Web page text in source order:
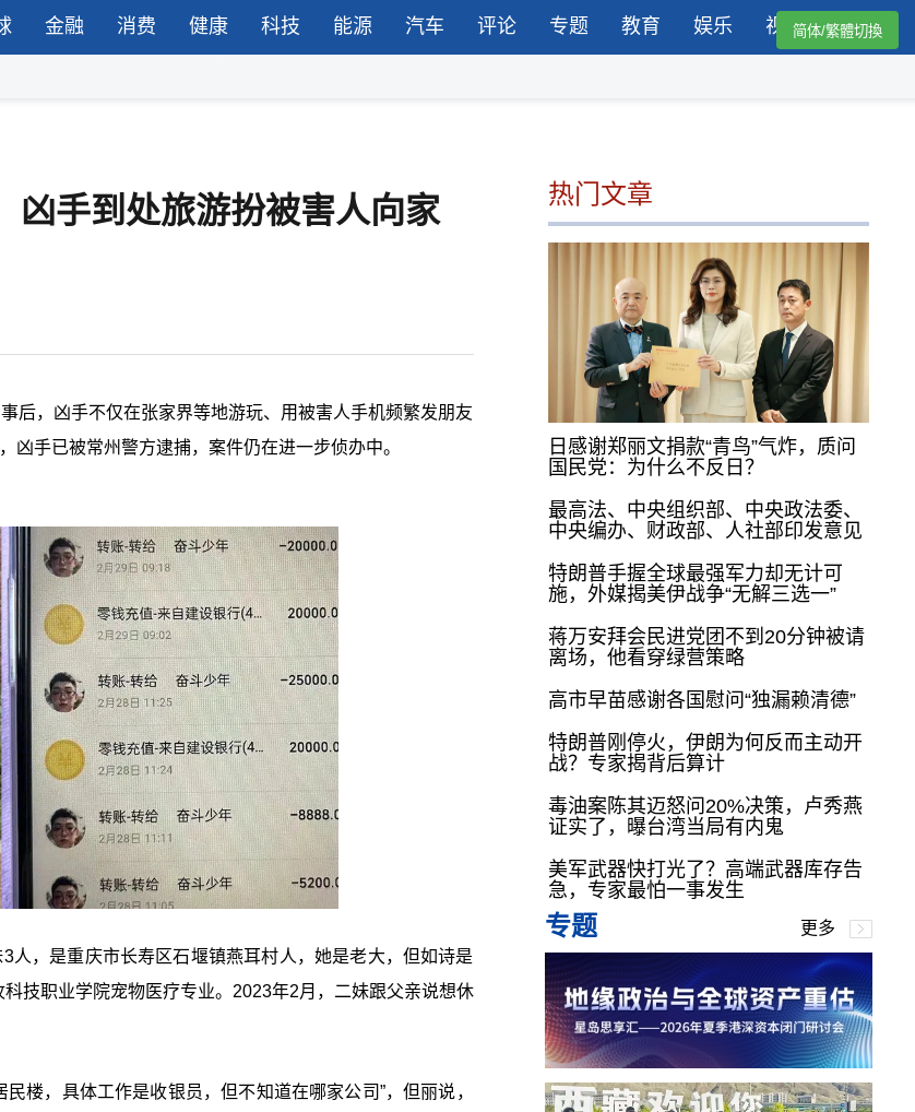
金融 消费 健康 科技 能源 汽车 评论 专题 教育 娱乐 视频简体/繁體切換
凶手到处旅游扮被害人向家
后，凶手不仅在张家界等地游玩、用被害人手机频繁发朋友
手已被常州警方逮捕，案件仍在进一步侦办中。
，是重庆市长寿区石堰镇燕耳村人，她是老大，但如诗是
技职业学院宠物医疗专业。2023年2月，二妹跟父亲说想休
楼，具体工作是收银员，但不知道在哪家公司”，但丽说，
热门文章
日感谢郑丽文捐款“青鸟”气炸，质问
国民党：为什么不反日？
最高法、中央组织部、中央政法委、
中央编办、财政部、人社部印发意见
特朗普手握全球最强军力却无计可
施，外媒揭美伊战争“无解三选一”
蒋万安拜会民进党团不到20分钟被请
离场，他看穿绿营策略
高市早苗感谢各国慰问“独漏赖清德”
特朗普刚停火，伊朗为何反而主动开
战？专家揭背后算计
毒油案陈其迈怒问20%决策，卢秀燕
证实了，曝台湾当局有内鬼
美军武器快打光了？高端武器库存告
急，专家最怕一事发生
专题 更多